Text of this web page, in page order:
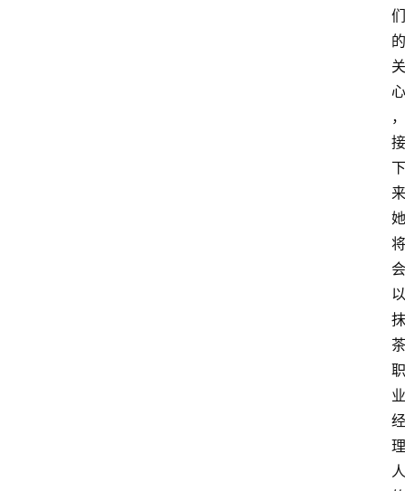
们
的
关
心
，
接
下
来
她
将
会
以
抹
茶
职
业
经
理
人